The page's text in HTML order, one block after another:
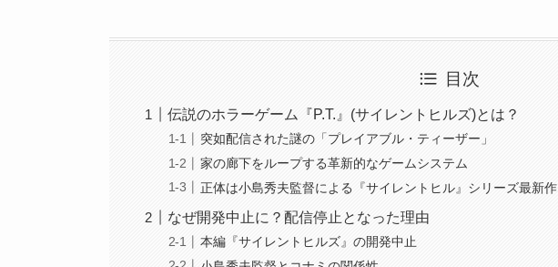
目次
伝説のホラーゲーム『P.T.』(サイレントヒルズ)とは？
突如配信された謎の「プレイアブル・ティーザー」
家の廊下をループする革新的なゲームシステム
正体は小島秀夫監督による『サイレントヒル』シリーズ最新作
なぜ開発中止に？配信停止となった理由
本編『サイレントヒルズ』の開発中止